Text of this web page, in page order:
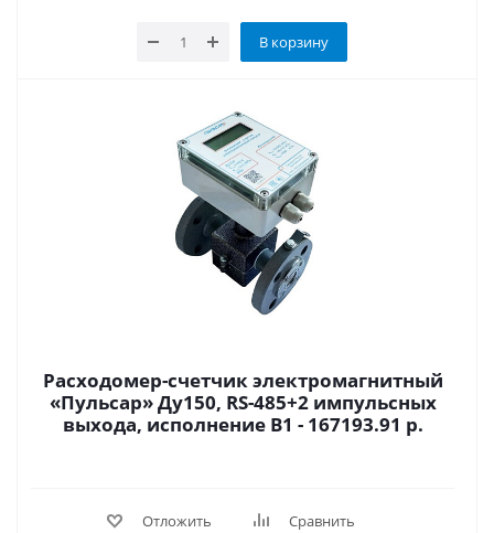
В корзину
Расходомер-счетчик электромагнитный
«Пульсар» Ду150, RS-485+2 импульсных
выхода, исполнение В1 - 167193.91 р.
Отложить Сравнить